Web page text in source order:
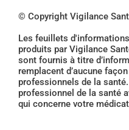
© Copyright Vigilance
Les feuillets
produits par Vigilance
sont fournis à titre
remplacent d’aucune
professionnels de la
professionnel de la santé
qui concerne votre